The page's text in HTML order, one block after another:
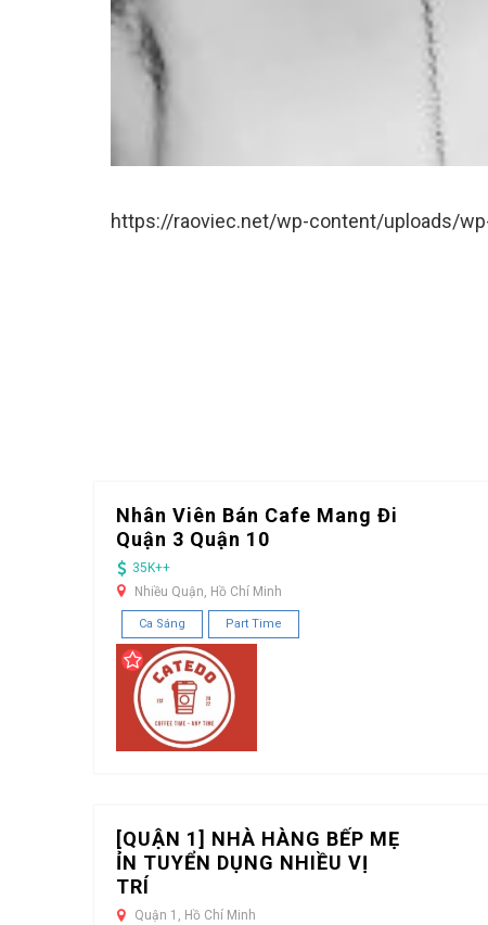
https://raoviec.net/wp-content/uploads/
Nhân Viên Bán Cafe Mang Đi
Quận 3 Quận 10
35K++
Nhiều Quận, Hồ Chí Minh
Ca Sáng Part Time
[QUẬN 1] NHÀ HÀNG BẾP MẸ
ỈN TUYỂN DỤNG NHIỀU VỊ
TRÍ
Quận 1, Hồ Chí Minh